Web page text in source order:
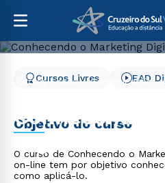
Cursos Livres
Comunicação
Conhecendo
Digital
Cursos Livres EAD
Objetivo do curso
O curso de Conhecendo o
on-line tem por objetivo
como aplicá-lo.